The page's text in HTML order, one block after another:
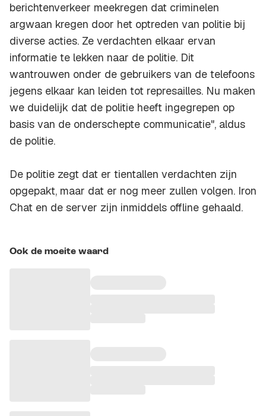
berichtenverkeer meekregen dat criminelen
argwaan kregen door het optreden van politie bij
diverse acties. Ze verdachten elkaar ervan
informatie te lekken naar de politie. Dit
wantrouwen onder de gebruikers van de telefoons
jegens elkaar kan leiden tot represailles. Nu maken
we duidelijk dat de politie heeft ingegrepen op
basis van de onderschepte communicatie", aldus
de politie.
De politie zegt dat er tientallen verdachten zijn
opgepakt, maar dat er nog meer zullen volgen. Iron
Chat en de server zijn inmiddels offline gehaald.
Ook de moeite waard